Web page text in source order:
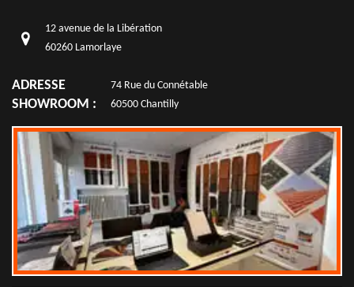
12 avenue de la Libération
60260 Lamorlaye
ADRESSE
SHOWROOM :
74 Rue du Connétable
60500 Chantilly